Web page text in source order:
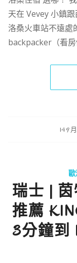
天在 Vevey 小鎮
洛桑火車站不遠
backpacker（看房
14 9
/
歐
瑞士 |
推薦
3分鐘到